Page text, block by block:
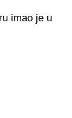
imao je u